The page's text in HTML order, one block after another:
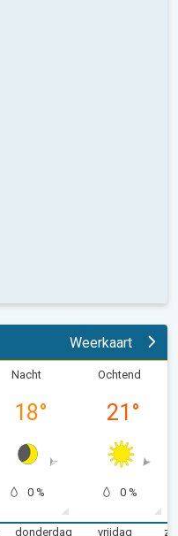
Weerkaart
Nacht
18°
0 %
Ochtend
21 °
0 %
donderdag
vrijdag